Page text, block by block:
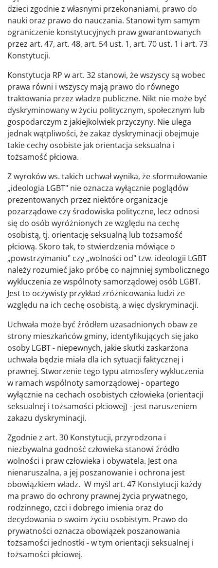
dzieci zgodnie z własnymi przekonaniami, prawo do
nauki oraz prawo do nauczania. Stanowi tym samym
ograniczenie konstytucyjnych praw gwarantowanych
przez art. 47, art. 48, art. 54 ust. 1, art. 70 ust. 1 i art. 73
Konstytucji.
Konstytucja RP w art. 32 stanowi, że wszyscy są wobec
prawa równi i wszyscy mają prawo do równego
traktowania przez władze publiczne. Nikt nie może być
dyskryminowany w życiu politycznym, społecznym lub
gospodarczym z jakiejkolwiek przyczyny. Nie ulega
jednak wątpliwości, że zakaz dyskryminacji obejmuje
takie cechy osobiste jak orientacja seksualna i
tożsamość płciowa.
Z wyroków ws. takich uchwał wynika, że sformułowanie
„ideologia LGBT" nie oznacza wyłącznie poglądów
prezentowanych przez niektóre organizacje
pozarządowe czy środowiska polityczne, lecz odnosi
się do osób wyróżnionych ze względu na cechę
osobistą, tj. orientację seksualną lub tożsamość
płciową. Skoro tak, to stwierdzenia mówiące o
„powstrzymaniu" czy „wolności od" tzw. ideologii LGBT
należy rozumieć jako próbę co najmniej symbolicznego
wykluczenia ze wspólnoty samorządowej osób LGBT.
Jest to oczywisty przykład zróżnicowania ludzi ze
względu na ich cechę osobistą, a więc dyskryminacji.
Uchwała może być źródłem uzasadnionych obaw ze
strony mieszkańców gminy, identyfikujących się jako
osoby LGBT - niepewnych, jakie skutki zaskarżona
uchwała będzie miała dla ich sytuacji faktycznej i
prawnej. Stworzenie tego typu atmosfery wykluczenia
w ramach wspólnoty samorządowej - opartego
wyłącznie na cechach osobistych człowieka (orientacji
seksualnej i tożsamości płciowej) - jest naruszeniem
zakazu dyskryminacji.
Zgodnie z art. 30 Konstytucji, przyrodzona i
niezbywalna godność człowieka stanowi źródło
wolności i praw człowieka i obywatela. Jest ona
nienaruszalna, a jej poszanowanie i ochrona jest
obowiązkiem władz. W myśl art. 47 Konstytucji każdy
ma prawo do ochrony prawnej życia prywatnego,
rodzinnego, czci i dobrego imienia oraz do
decydowania o swoim życiu osobistym. Prawo do
prywatności oznacza obowiązek poszanowania
tożsamości jednostki - w tym orientacji seksualnej i
tożsamości płciowej.